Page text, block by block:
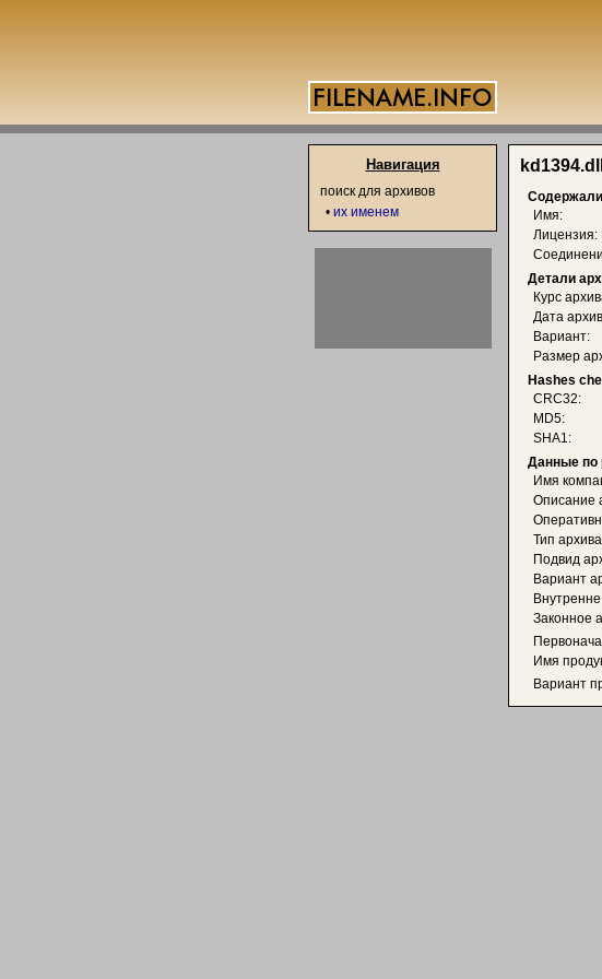
Имя:
Лицензия:
Детали
Курс
Дата
Вариант:
Размер
Hashes
CRC32:
MD5:
SHA1:
Данные по
Имя
Описание
Тип
Подвид
Вариант
Законное
Имя
Вариант
Навигация
поиск для архивов
• их именем